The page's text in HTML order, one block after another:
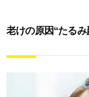
老けの原因“たるみ